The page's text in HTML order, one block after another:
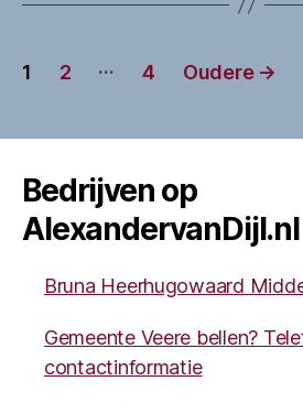
Berichten
1 2 … 4 Oudere →
Bedrijven op
AlexandervanDijl.nl
Bruna Heerhugowaard
Gemeente Veere bellen?
contactinformatie